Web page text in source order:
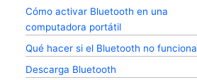
Cómo activar Bluetooth en una
computadora portátil
Qué hacer si el Bluetooth no funciona
Descarga Bluetooth